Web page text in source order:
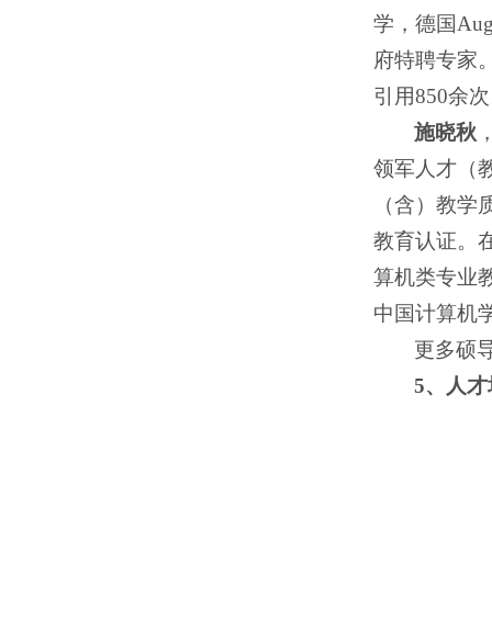
学，德国
府特聘专家
引用850余
施晓秋
领军人才（
（含）教
教育认证。
算机类专业
中国计算机
更多硕
5、人